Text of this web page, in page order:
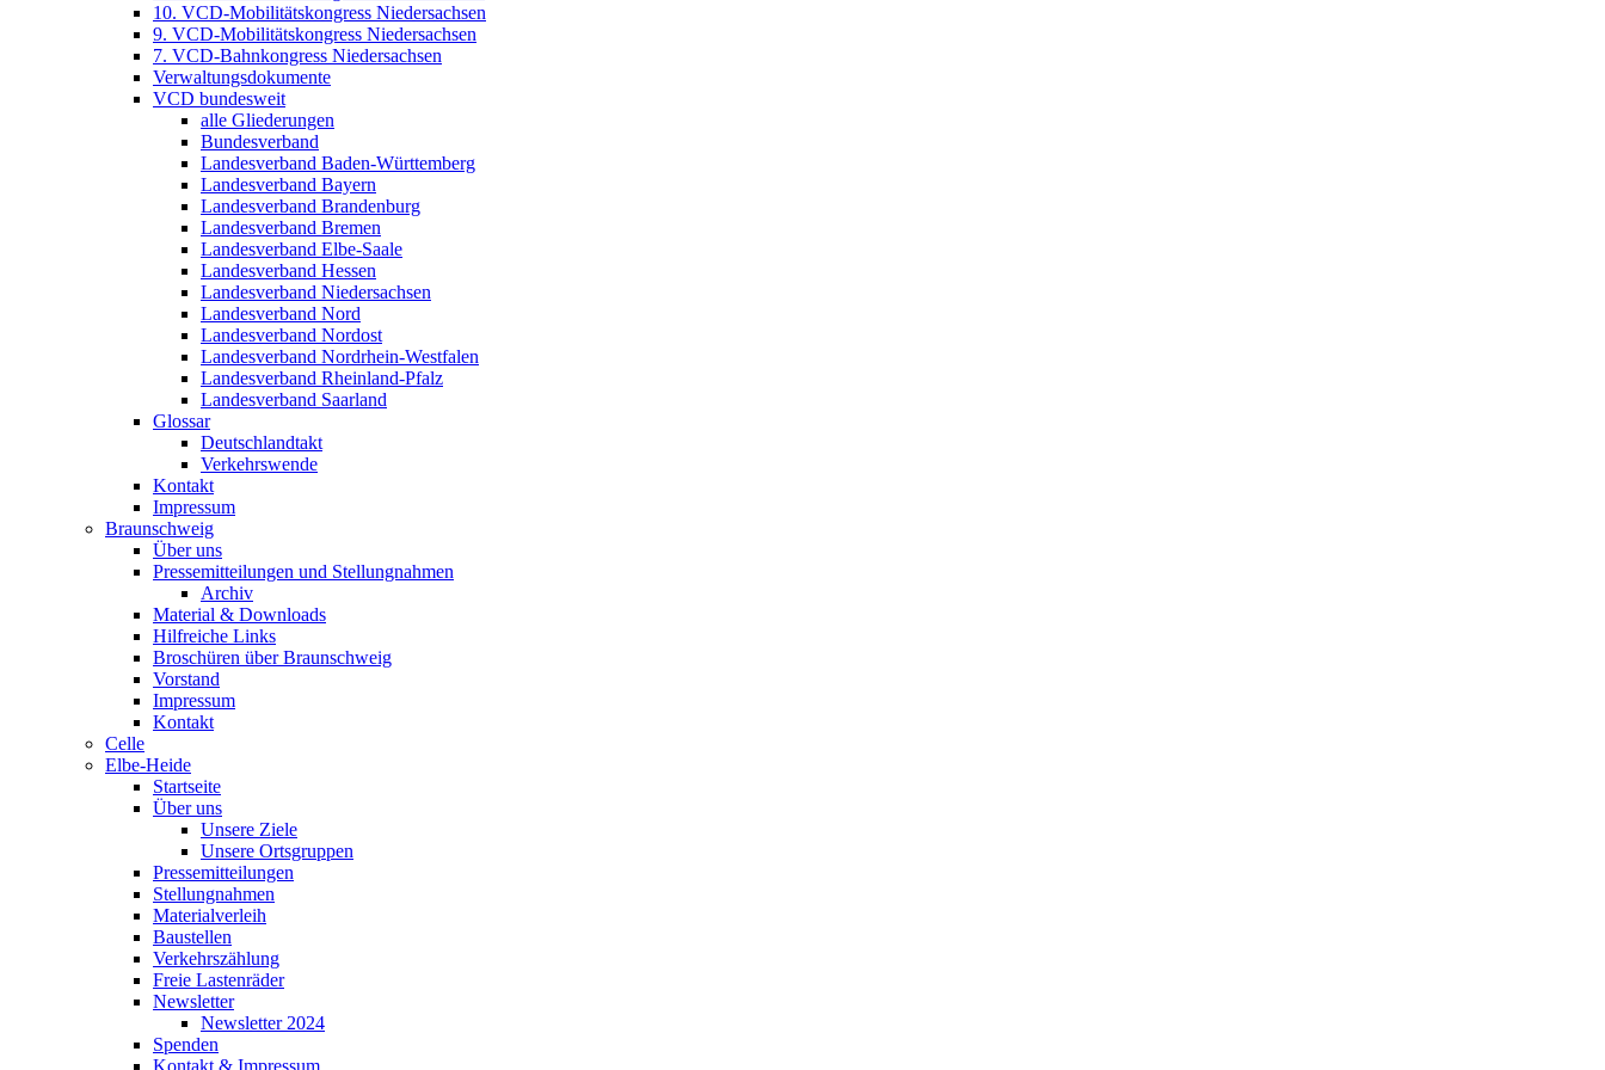
10. VCD-Mobilitätskongress Niedersachsen
9. VCD-Mobilitätskongress Niedersachsen
7. VCD-Bahnkongress Niedersachsen
Verwaltungsdokumente
VCD bundesweit
alle Gliederungen
Bundesverband
Landesverband Baden-Württemberg
Landesverband Bayern
Landesverband Brandenburg
Landesverband Bremen
Landesverband Elbe-Saale
Landesverband Hessen
Landesverband Niedersachsen
Landesverband Nord
Landesverband Nordost
Landesverband Nordrhein-Westfalen
Landesverband Rheinland-Pfalz
Landesverband Saarland
Glossar
Deutschlandtakt
Verkehrswende
Kontakt
Impressum
Braunschweig
Über uns
Pressemitteilungen und Stellungnahmen
Archiv
Material & Downloads
Hilfreiche Links
Broschüren über Braunschweig
Vorstand
Impressum
Kontakt
Celle
Elbe-Heide
Startseite
Über uns
Unsere Ziele
Unsere Ortsgruppen
Pressemitteilungen
Stellungnahmen
Materialverleih
Baustellen
Verkehrszählung
Freie Lastenräder
Newsletter
Newsletter 2024
Spenden
Kontakt & Impressum